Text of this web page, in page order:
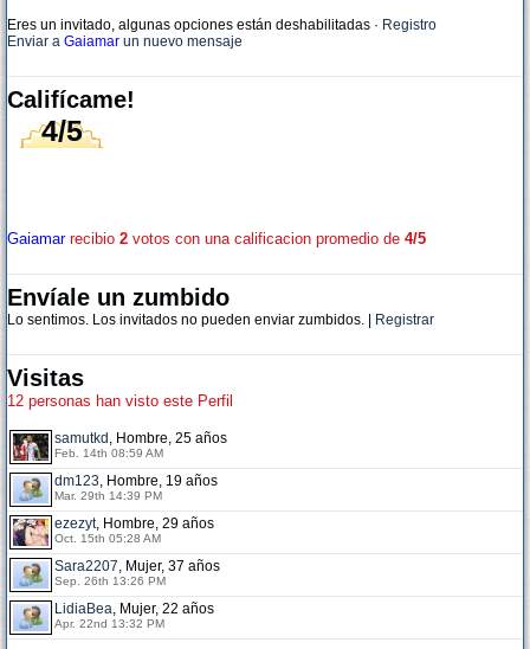
Eres un invitado, algunas opciones están deshabilitadas · Registro
Enviar a Gaiamar un nuevo mensaje
Califícame!
4/5
Gaiamarrecibio 2 votos con una calificacion promedio de 4/5
Envíale un zumbido
Lo sentimos. Los invitados no pueden enviar zumbidos. | Registrar
Visitas
12 personas han visto este Perfil
samutkd , Hombre, 25 años
Feb. 14th 08:59 AM
dm123, Hombre, 19 años
Mar. 29th 14:39 PM
ezezyt, Hombre, 29 años
Oct. 15th 05:28 AM
Sara2207, Mujer, 37 años
Sep. 26th 13:26 PM
LidiaBea, Mujer, 22 años
Apr. 22nd 13:32 PM